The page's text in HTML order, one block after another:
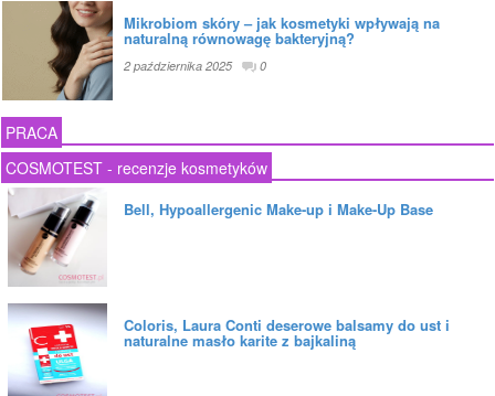
Mikrobiom skóry – jak kosmetyki wpływają na
naturalną równowagę bakteryjną?
2 października 2025 0
PRACA
COSMOTEST - recenzje kosmetyków
Bell, Hypoallergenic Make-up i Make-Up Base
Coloris, Laura Conti deserowe balsamy do ust i
naturalne masło karite z bajkaliną